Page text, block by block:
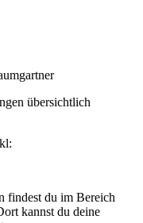
übersichtlich
findest du im Bereich
kannst du deine